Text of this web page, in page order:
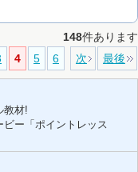
148件あります
4 5 6 次 最後
教材!
ー「ポイントレッス